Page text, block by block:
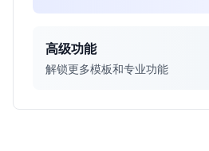
高级功能
解锁更多模板和专业功能